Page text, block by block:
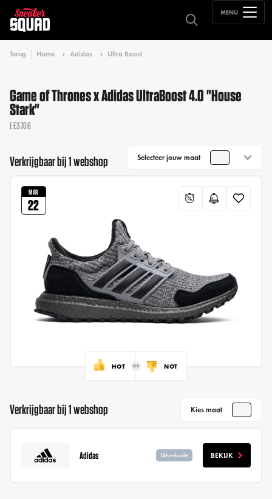
MENU
Terug Home Adidas Ultra Boost
Game of Thrones x Adidas UltraBoost 4.0 "House
Stark"
EE3706
Verkrijgbaar bij 1 webshop Selecteer jouw maat
MAR
22
HOT NOT
Verkrijgbaar bij 1 webshop Kies maat
Adidas Uitverkocht BEKIJK